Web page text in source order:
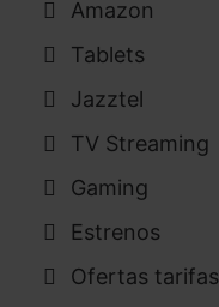
Amazon
Tablets
Jazztel
TV Streaming
Gaming
Estrenos
Ofertas tarifas